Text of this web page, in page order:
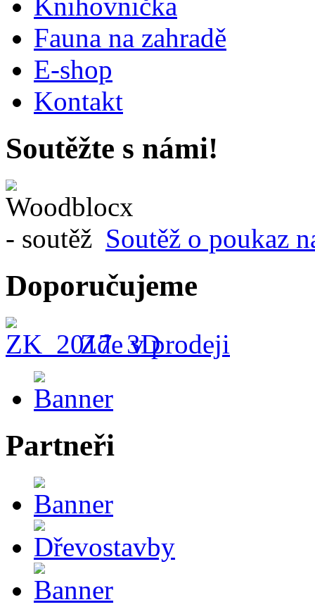
Knihovnička
Fauna na zahradě
E-shop
Kontakt
Soutěžte s námi!
Soutěž o poukaz
Doporučujeme
Zde v prodeji
Partneři